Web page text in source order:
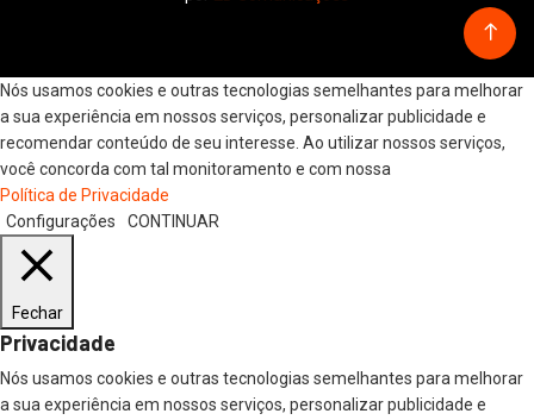
Nós usamos cookies e outras tecnologias semelhantes para melhorar
a sua experiência em nossos serviços, personalizar publicidade e
recomendar conteúdo de seu interesse. Ao utilizar nossos serviços,
você concorda com tal monitoramento e com nossa
Política de Privacidade
Configurações
CONTINUAR
Fechar
Privacidade
Nós usamos cookies e outras tecnologias semelhantes para melhorar
a sua experiência em nossos serviços, personalizar publicidade e